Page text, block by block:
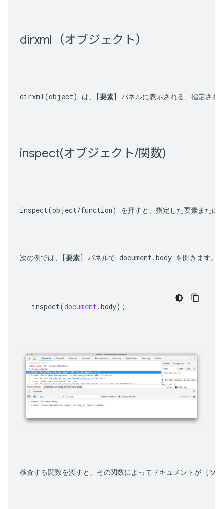
dirxml（オブジェクト）
dirxml(object) は、[要素] パネルに表示される、指定さ
inspect(オブジェクト/関数)
inspect(object/function) を押すと、指定した要素また
次の例では、[要素] パネルで document.body を開きます。
inspect(document .body);
検査する関数を渡すと、その関数によってドキュメントが [ ソ